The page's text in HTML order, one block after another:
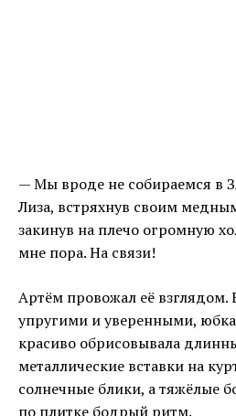
— Мы вроде не собираемся в
Лиза, встряхнув своим
закинув на плечо огромную
мне пора. На связи!
Артём провожал её взглядом.
упругими и уверенными,
красиво обрисовывала
металлические вставки на
солнечные блики, а тяжёлые
по плитке бодрый ритм.